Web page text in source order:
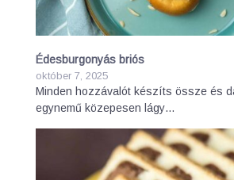
Édesburgonyás briós
október 7, 2025
Minden hozzávalót készíts össze és
egynemű közepesen lágy…